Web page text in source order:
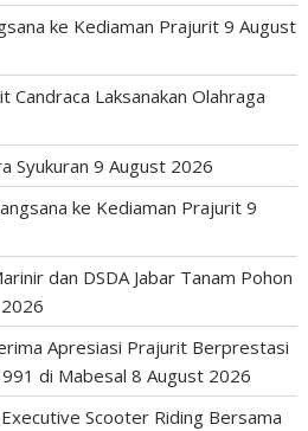
ke Kediaman Prajurit 9 August
Candraca Laksanakan Olahraga
Syukuran 9 August 2026
ke Kediaman Prajurit 9
dan DSDA Jabar Tanam Pohon
Apresiasi Prajurit Berprestasi
di Mabesal 8 August 2026
Scooter Riding Bersama